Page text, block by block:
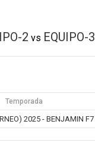
2 vs EQUIPO-3
Temporada
2025 - BENJAMIN F7